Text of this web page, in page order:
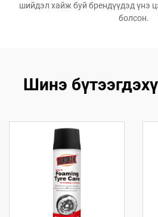
шийдэл хайж буй брендүүдэд үнэ
болсон.
Шинэ